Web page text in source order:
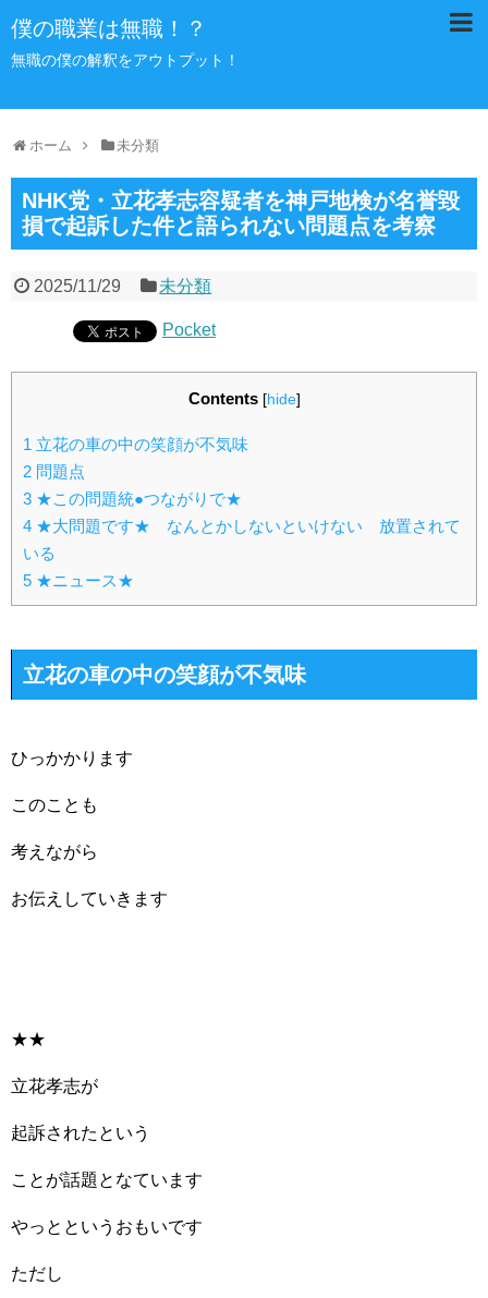
僕の職業は無職！？
無職の僕の解釈をアウトプット！
ホーム 未分類
NHK党・立花孝志容疑者を神戸地検が名誉毀
損で起訴した件と語られない問題点を考察
2025/11/29 未分類
Pocket
Contents [hide]
1 立花の車の中の笑顔が不気味
2 問題点
3 ★この問題統●つながりで★
4 ★大問題です★ なんとかしないといけない 放置されて
いる
5 ★ニュース★
立花の車の中の笑顔が不気味
ひっかかります
このことも
考えながら
お伝えしていきます
★★
立花孝志が
起訴されたという
ことが話題となています
やっとというおもいです
ただし